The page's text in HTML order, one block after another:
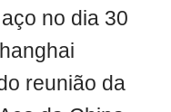
no dia 30
reunião da